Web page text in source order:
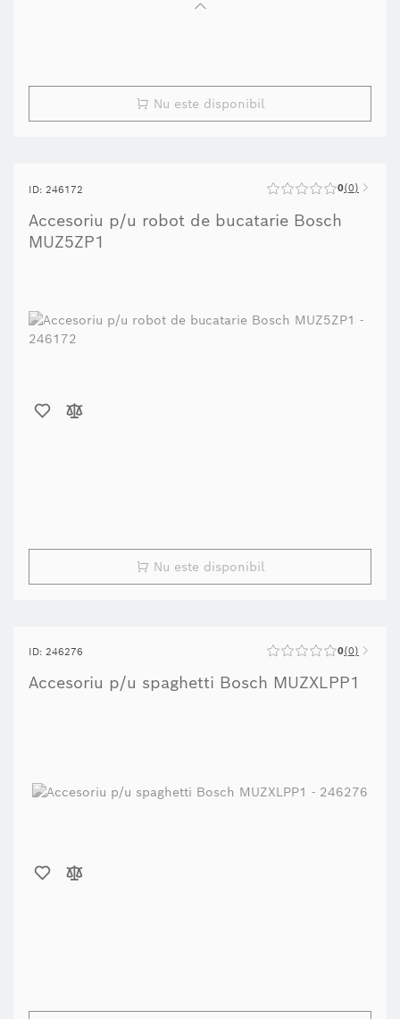
Nu este disponibil
ID: 246172 0 0
Accesoriu p/u robot de bucatarie Bosch
MUZ5ZP1
Nu este disponibil
ID: 246276 0 0
Accesoriu p/u spaghetti Bosch MUZXLPP1